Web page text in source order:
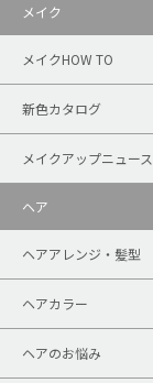
メイク
メイクHOW TO
新色カタログ
メイクアップニュース
ヘア
ヘアアレンジ・髪型
ヘアカラー
ヘアのお悩み